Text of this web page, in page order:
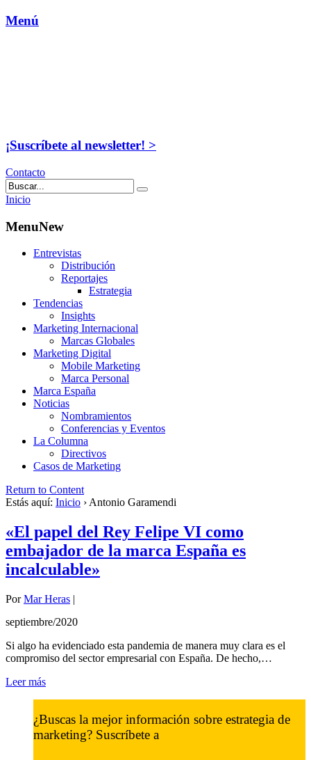
Menú
¡Suscríbete al newsletter! >
Contacto
Inicio
MenuNew
Entrevistas
Distribución
Reportajes
Estrategia
Tendencias
Insights
Marketing Internacional
Marcas Globales
Marketing Digital
Mobile Marketing
Marca Personal
Marca España
Noticias
Nombramientos
Conferencias y Eventos
La Columna
Directivos
Casos de Marketing
Return to Content
Estás aquí: Inicio › Antonio Garamendi
«El papel del Rey Felipe VI como
embajador de la marca España es
incalculable»
PorMar Heras |
septiembre/2020
Si algo ha evidenciado esta pandemia de manera muy clara es el
compromiso del sector empresarial con España. De hecho,…
Leer más
¿Buscas la mejor información sobre estrategia de
marketing? Suscríbete a